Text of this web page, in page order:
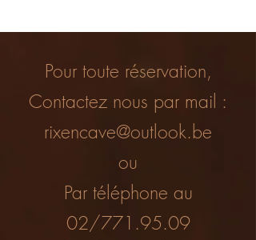
Pour toute réservation,
Contactez nous par mail :
rixencave@outlook.be
ou
Par téléphone au
02/771.95.09